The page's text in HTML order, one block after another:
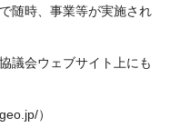
随時、事業等が実施され
議会ウェブサイト上にも
）